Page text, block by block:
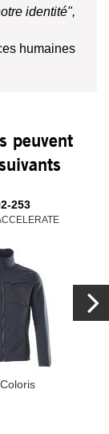
identité",
humaines
peuvent
253